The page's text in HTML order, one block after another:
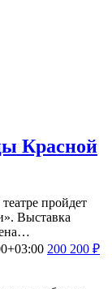
Красной
пройдет
Выставка
200 200 ₽